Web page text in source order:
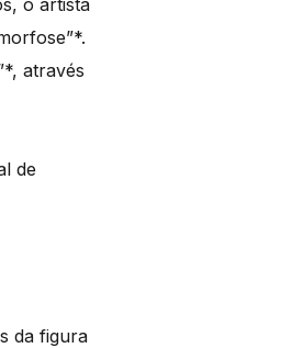
o artista
através
de
da figura